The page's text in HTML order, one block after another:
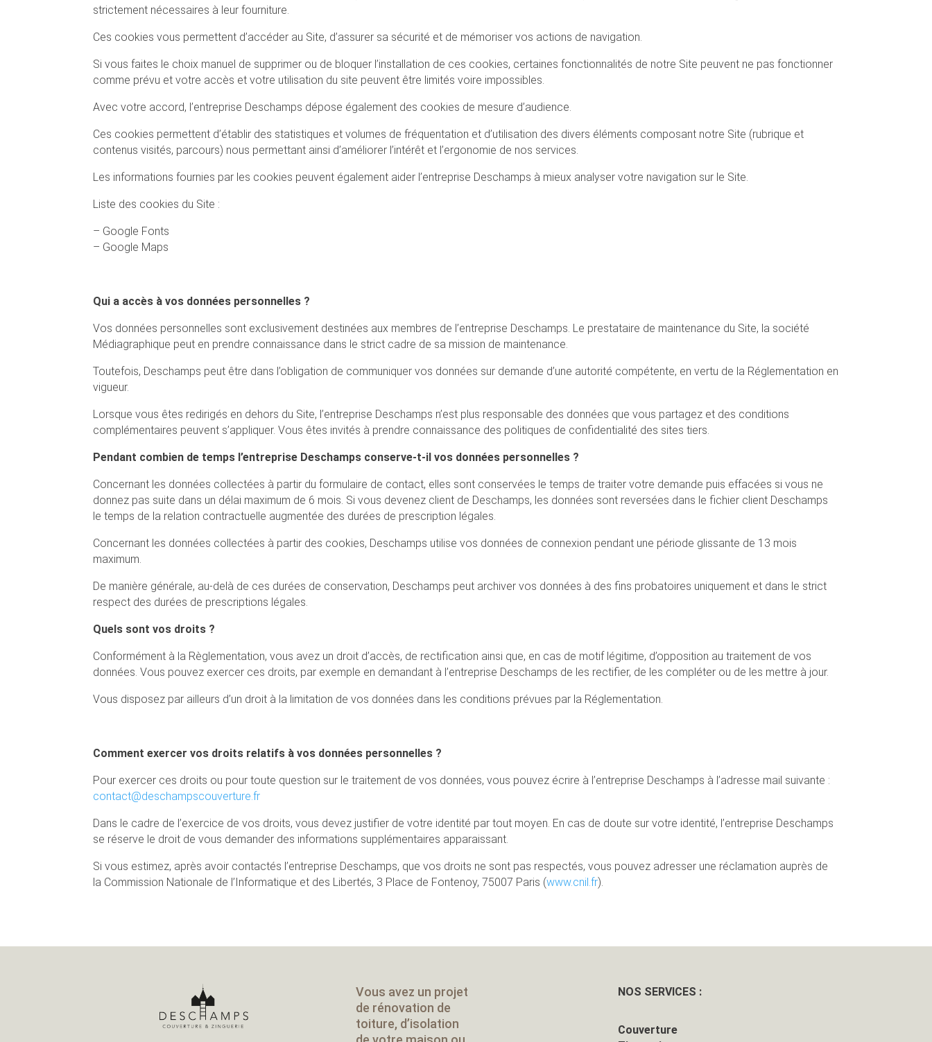
strictement nécessaires à leur fourniture.
Ces cookies vous permettent d’accéder au Site, d’assurer sa sécurité et de mémoriser vos actions de navigation.
Si vous faites le choix manuel de supprimer ou de bloquer l’installation de ces cookies, certaines fonctionnalités de notre Site peuvent ne pas fonctionner
comme prévu et votre accès et votre utilisation du site peuvent être limités voire impossibles.
Avec votre accord, l’entreprise Deschamps dépose également des cookies de mesure d’audience.
Ces cookies permettent d’établir des statistiques et volumes de fréquentation et d’utilisation des divers éléments composant notre Site (rubrique et
contenus visités, parcours) nous permettant ainsi d’améliorer l’intérêt et l’ergonomie de nos services.
Les informations fournies par les cookies peuvent également aider l’entreprise Deschamps à mieux analyser votre navigation sur le Site.
Liste des cookies du Site :
– Google Fonts
– Google Maps
Qui a accès à vos données personnelles ?
Vos données personnelles sont exclusivement destinées aux membres de l’entreprise Deschamps. Le prestataire de maintenance du Site, la société
Médiagraphique peut en prendre connaissance dans le strict cadre de sa mission de maintenance.
Toutefois, Deschamps peut être dans l’obligation de communiquer vos données sur demande d’une autorité compétente, en vertu de la Réglementation en
vigueur.
Lorsque vous êtes redirigés en dehors du Site, l’entreprise Deschamps n’est plus responsable des données que vous partagez et des conditions
complémentaires peuvent s’appliquer. Vous êtes invités à prendre connaissance des politiques de confidentialité des sites tiers.
Pendant combien de temps l’entreprise Deschamps conserve-t-il vos données personnelles ?
Concernant les données collectées à partir du formulaire de contact, elles sont conservées le temps de traiter votre demande puis effacées si vous ne
donnez pas suite dans un délai maximum de 6 mois. Si vous devenez client de Deschamps, les données sont reversées dans le fichier client Deschamps
le temps de la relation contractuelle augmentée des durées de prescription légales.
Concernant les données collectées à partir des cookies, Deschamps utilise vos données de connexion pendant une période glissante de 13 mois
maximum.
De manière générale, au-delà de ces durées de conservation, Deschamps peut archiver vos données à des fins probatoires uniquement et dans le strict
respect des durées de prescriptions légales.
Quels sont vos droits ?
Conformément à la Règlementation, vous avez un droit d’accès, de rectification ainsi que, en cas de motif légitime, d’opposition au traitement de vos
données. Vous pouvez exercer ces droits, par exemple en demandant à l’entreprise Deschamps de les rectifier, de les compléter ou de les mettre à jour.
Vous disposez par ailleurs d’un droit à la limitation de vos données dans les conditions prévues par la Réglementation.
Comment exercer vos droits relatifs à vos données personnelles ?
Pour exercer ces droits ou pour toute question sur le traitement de vos données, vous pouvez écrire à l’entreprise Deschamps à l’adresse mail suivante :
contact@deschampscouverture.fr
Dans le cadre de l’exercice de vos droits, vous devez justifier de votre identité par tout moyen. En cas de doute sur votre identité, l’entreprise Deschamps
se réserve le droit de vous demander des informations supplémentaires apparaissant.
Si vous estimez, après avoir contactés l’entreprise Deschamps, que vos droits ne sont pas respectés, vous pouvez adresser une réclamation auprès de
la Commission Nationale de l’Informatique et des Libertés, 3 Place de Fontenoy, 75007 Paris (www.cnil.fr).
Vous avez un projet
de rénovation de
toiture, d’isolation
NOS SERVICES :
Couverture